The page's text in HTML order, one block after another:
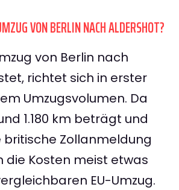
VON BERLIN NACH ALDERSHOT?
von Berlin nach
richtet sich in erster
Umzugsvolumen. Da
1.180 km beträgt und
britische Zollanmeldung
die Kosten meist etwas
EU-Umzug.